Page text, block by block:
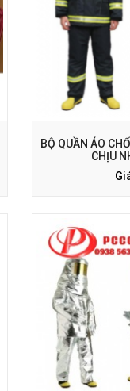
BỘ QUẦN ÁO
CHỊU
GỌI